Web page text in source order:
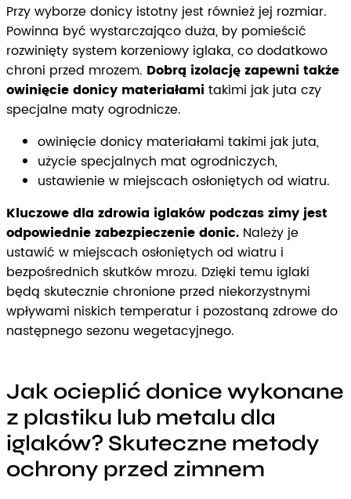
Przy wyborze donicy istotny jest również jej rozmiar.
Powinna być wystarczająco duża, by pomieścić
rozwinięty system korzeniowy iglaka, co dodatkowo
chroni przed mrozem. Dobrą izolację zapewni także
owinięcie donicy materiałamitakimi jak juta czy
specjalne maty ogrodnicze.
owinięcie donicy materiałami takimi jak juta,
użycie specjalnych mat ogrodniczych,
ustawienie w miejscach osłoniętych od wiatru.
Kluczowe dla zdrowia iglaków podczas zimy jest
odpowiednie zabezpieczenie donic. Należy je
ustawić w miejscach osłoniętych od wiatru i
bezpośrednich skutków mrozu. Dzięki temu iglaki
będą skutecznie chronione przed niekorzystnymi
wpływami niskich temperatur i pozostaną zdrowe do
następnego sezonu wegetacyjnego.
Jak ocieplić donice wykonane
z plastiku lub metalu dla
iglaków? Skuteczne metody
ochrony przed zimnem